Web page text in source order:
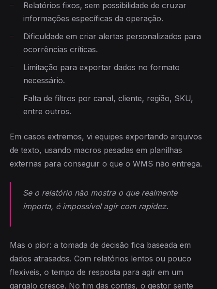
Relatórios fixos, sem possibilidade de cruzar
informações específicas da operação.
Dificuldade em criar alertas personalizados para
ocorrências críticas.
Limitação para exportar dados no formato
necessário.
Falta de filtros por canal, cliente, região, SKU,
entre outros.
Em casos extremos, vi equipes exportando arquivos
de texto, usando macros pesadas em planilhas
externas para conseguir o que o WMS não entrega.
Se o relatório não mostra o que realmente
importa, é impossível agir com rapidez.
Mas o pior: a tomada de decisão fica baseada em
dados atrasados. Com relatórios lentos ou pouco
flexíveis, o tempo de resposta para agir em um
gargalo cresce. No fim das contas, o gestor sente